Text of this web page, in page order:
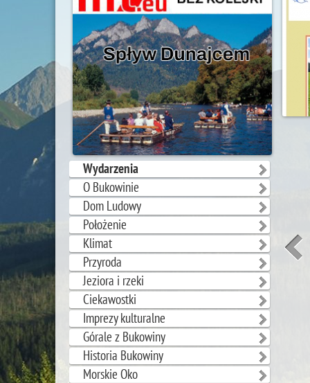
Wydarzenia
O Bukowinie
Dom Ludowy
Położenie
Klimat
Przyroda
Jeziora i rzeki
Ciekawostki
Imprezy kulturalne
Górale z Bukowiny
Historia Bukowiny
Morskie Oko